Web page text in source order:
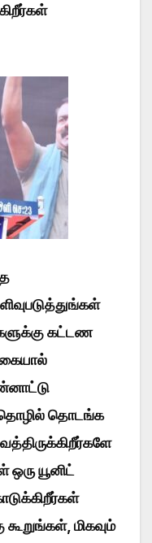
கட்டண
தொழில் தொடங்க
யூனிட்
மிகவும்